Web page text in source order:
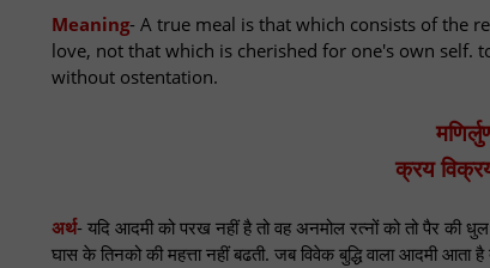
Meaning- A true meal is that which consists of the
love, not that which is cherished for one's own self.
without ostentation.
क्रय
अर्थ- यदि आदमी को परख नहीं है तो वह अनमोल रत्नों को तो पैर की
घास के तिनको की महत्ता नहीं बढती. जब विवेक बुद्धि वाला आदमी आता